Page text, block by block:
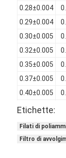
0.28±0.004
0.29±0.004
0.30±0.005
0.32±0.005
0.35±0.005
0.37±0.005
0.40±0.005
0.45±0.006
0.55±0.006
Etichette:
Filati di
Filtro di